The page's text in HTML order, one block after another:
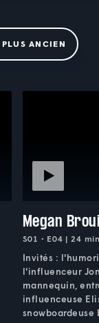
PLUS ANCIEN
Megan
S01 • E04 | 24
Invités :
l'influenceur
mannequin,
influenceuse
snowboardeuse